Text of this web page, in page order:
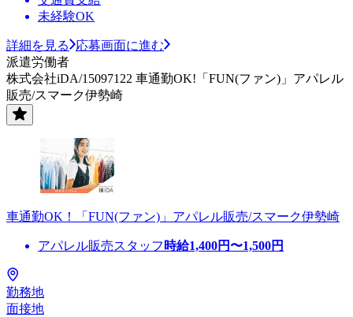
未経験OK
詳細を見る
応募画面に進む
派遣労働者
株式会社iDA/15097122 車通勤OK!「FUN(ファン)」アパレル
販売/スマーク伊勢崎
車通勤OK！「FUN(ファン)」アパレル販売/スマーク伊勢崎
アパレル販売スタッフ 時給1,400円〜1,500円
勤務地
面接地